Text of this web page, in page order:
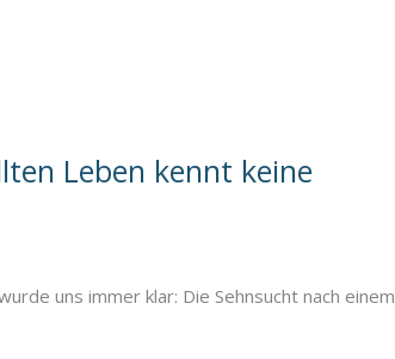
Leben kennt keine
uns immer klar: Die Sehnsucht nach einem